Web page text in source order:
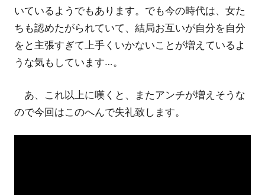
いているようでもあります。でも今の時代は、女た
ちも認めたがられていて、結局お互いが自分を自分
をと主張すぎて上手くいかないことが増えているよ
うな気もしています…。
あ、これ以上に嘆くと、またアンチが増えそうな
ので今回はこのへんで失礼致します。